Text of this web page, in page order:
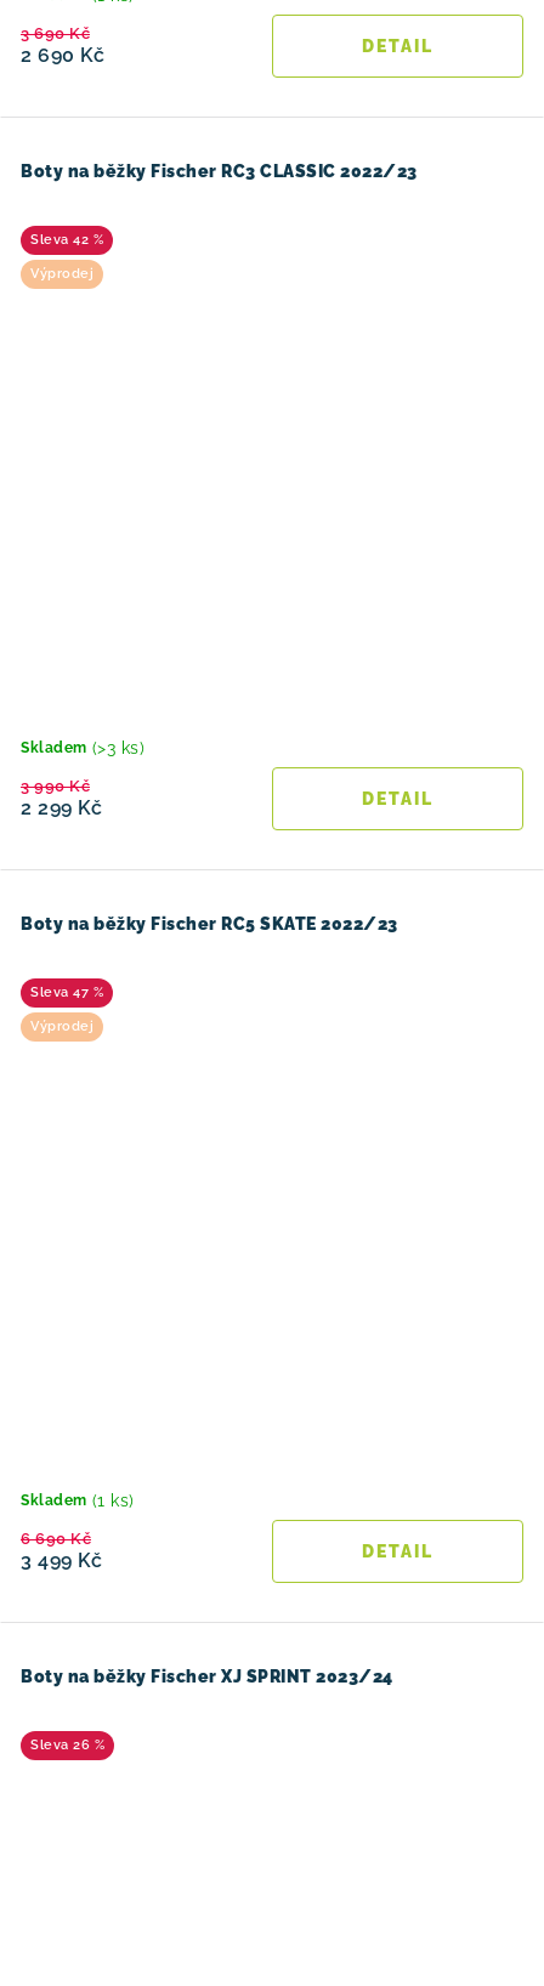
2 690 Kč
3 690 Kč
Boty na běžky Fischer RC3 CLASSIC 2022/23
42 %
Výprodej
Skladem (>3 ks)
2 299 Kč
3 990 Kč
Boty na běžky Fischer RC5 SKATE 2022/23
47 %
Výprodej
Skladem (1 ks)
3 499 Kč
6 690 Kč
Boty na běžky Fischer XJ SPRINT 2023/24
26 %